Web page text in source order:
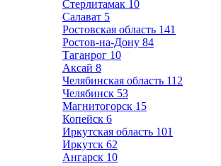
Стерлитамак 10
Салават 5
Ростовская область 141
Ростов-на-Дону 84
Таганрог 10
Аксай 8
Челябинская область 112
Челябинск 53
Магнитогорск 15
Копейск 6
Иркутская область 101
Иркутск 62
Ангарск 10